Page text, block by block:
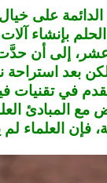
على
بإنشاء
إلى أن حدَّت
بعد استراحة
في تقنيات
مع المبادئ
فإن العلماء